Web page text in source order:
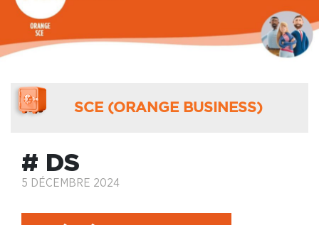
SCE (ORANGE BUSINESS)
# DS
5 DÉCEMBRE 2024